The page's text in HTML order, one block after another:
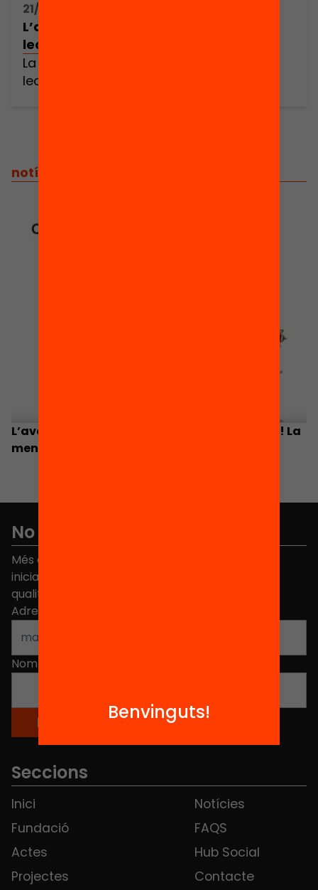
21/10/2019 08:30h - 12:30h
L’aventura d’acompanyar a un infant
lector!
La mentoria al servei de la comprensió
lectora
notícies
L’aventura d’acompanyar a un infant lector! La
mentoria al servei de la comprensió lectora
No et perdis res
Més de 40.000 persones ja han triat Equitat. Rep
iniciatives, propostes i projectes per millorar la
qualitat de l'educació a Catalunya.
Adreça electrònica
Nom
Seccions
Inici
Fundació
Actes
Projectes
Notícies
FAQS
Hub Social
Contacte
Benvinguts!